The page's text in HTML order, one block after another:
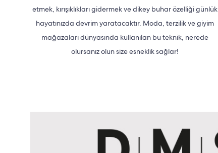
etmek, kırışıklıkları gidermek ve dikey buhar özelliği günlük
hayatınızda devrim yaratacaktır. Moda, terzilik ve giyim
mağazaları dünyasında kullanılan bu teknik, nerede
olursanız olun size esneklik sağlar!